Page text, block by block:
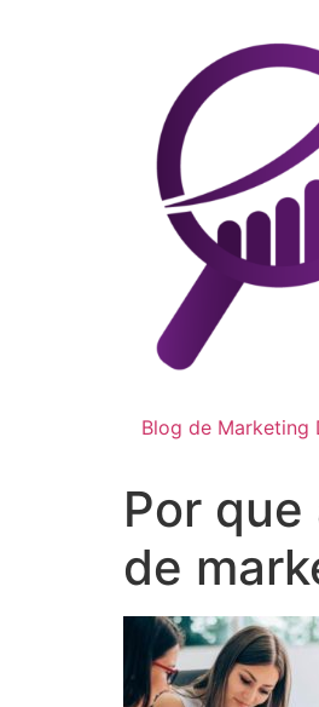
Blog de Marketing
Por
de